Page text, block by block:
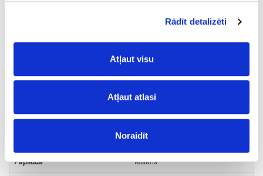
Rādīt detalizēti
Atļaut visu
Atļaut atlasi
Noraidīt
41-O0551
Cietā vaska eļļa OSMO
Dekorwachs, dižskabārdis gaišs-
tonējoša
Gab.
dižskābardis tonējoša
testeris